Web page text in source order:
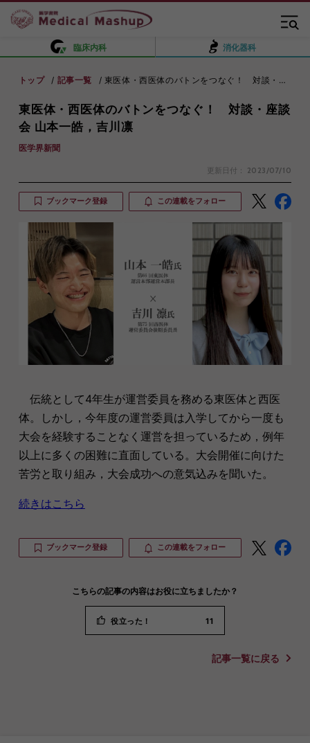
臨床内科 消化器科
トップ 記事一覧 東医体・西医体のバトンをつなぐ！ 対談・座談会 山本一皓，吉川凛
東医体・西医体のバトンをつなぐ！ 対談・座談
会 山本一皓，吉川凛
医学界新聞
更新日付： 2023/07/10
ブックマーク登録 この連載をフォロー
伝統として4年生が運営委員を務める東医体と西医
体。しかし，今年度の運営委員は入学してから一度も
大会を経験することなく運営を担っているため，例年
以上に多くの困難に直面している。大会開催に向けた
苦労と取り組み，大会成功への意気込みを聞いた。
続きはこちら
ブックマーク登録 この連載をフォロー
こちらの記事の内容はお役に立ちましたか？
役立った！ 11
記事一覧に戻る